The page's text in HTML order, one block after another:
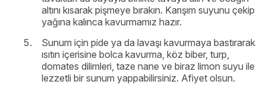
altını kısarak pişmeye bırakın. Karışım suyunu çekip
yağına kalınca kavurmamız hazır.
Sunum için pide ya da lavaşı kavurmaya bastırarak
ısıtın içerisine bolca kavurma, köz biber, turp,
domates dilimleri, taze nane ve biraz limon suyu ile
lezzetli bir sunum yappabilirsiniz. Afiyet olsun.